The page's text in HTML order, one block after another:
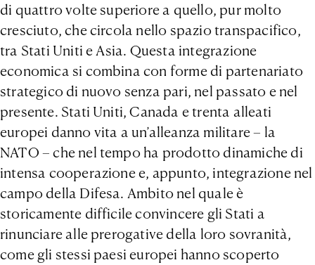
di quattro volte superiore a quello, pur molto
cresciuto, che circola nello spazio transpacifico,
tra Stati Uniti e Asia. Questa integrazione
economica si combina con forme di partenariato
strategico di nuovo senza pari, nel passato e nel
presente. Stati Uniti, Canada e trenta alleati
europei danno vita a un’alleanza militare – la
NATO – che nel tempo ha prodotto dinamiche di
intensa cooperazione e, appunto, integrazione nel
campo della Difesa. Ambito nel quale è
storicamente difficile convincere gli Stati a
rinunciare alle prerogative della loro sovranità,
come gli stessi paesi europei hanno scoperto